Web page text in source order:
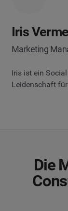
Iris
Marketing
Iris ist ein
Leidenschaft
Die